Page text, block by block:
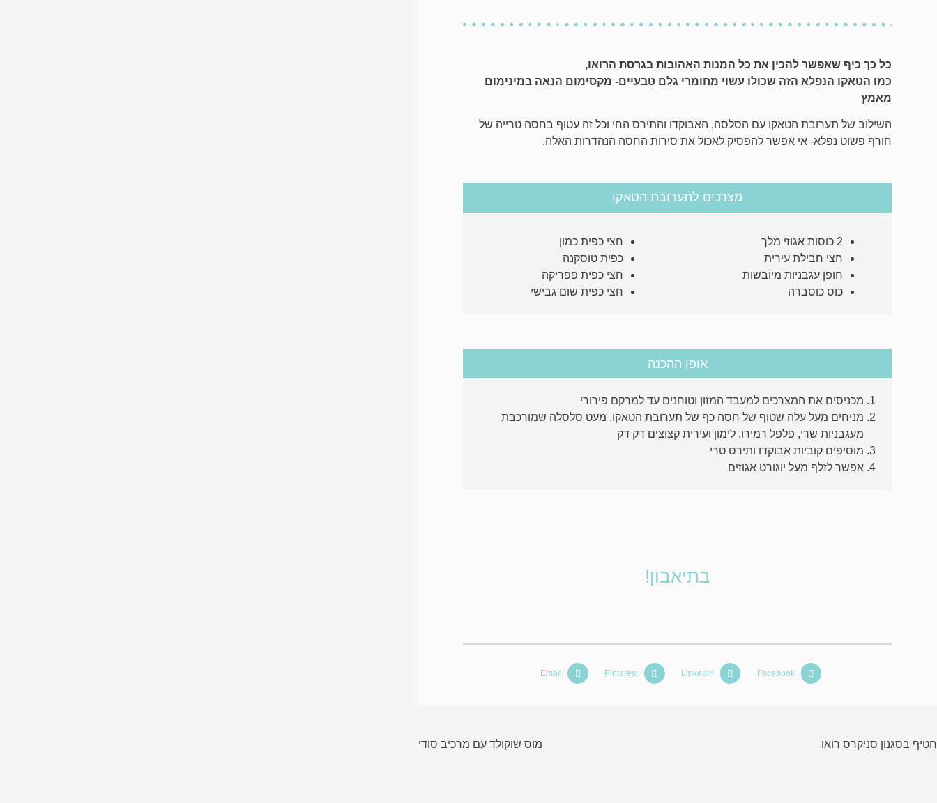
כל כך כיף שאפשר להכין את כל המנות האהובות בגרסת הרואו,
כמו הטאקו הנפלא הזה שכולו עשוי מחומרי גלם טבעיים- מקסימום הנאה במינימום
מאמץ
השילוב של תערובת הטאקו עם הסלסה, האבוקדו והתירס החי וכל זה עטוף בחסה טרייה של
חורף פשוט נפלא- אי אפשר להפסיק לאכול את סירות החסה הנהדרות האלה.
מצרכים לתערובת הטאקו
2 כוסות אגוזי מלך
חצי חבילת עירית
חופן עגבניות מיובשות
כוס כוסברה
חצי כפית כמון
כפית טוסקנה
חצי כפית פפריקה
חצי כפית שום גבישי
אופן ההכנה
מכניסים את המצרכים למעבד המזון וטוחנים עד למרקם פירורי
מניחים מעל עלה שטוף של חסה כף של תערובת הטאקו, מעט סלסלה שמורכבת
מעגבניות שרי, פלפל רמירו, לימון ועירית קצוצים דק דק
מוסיפים קוביות אבוקדו ותירס טרי
אפשר לזלף מעל יוגורט אגוזים
בתיאבון!
Facebook
LinkedIn
Pinterest
Email
חטיף בסגנון סניקרס רואו מוס שוקולד עם מרכיב סודי